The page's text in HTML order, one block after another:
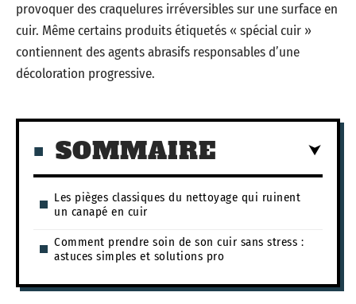
provoquer des craquelures irréversibles sur une surface en
cuir. Même certains produits étiquetés « spécial cuir »
contiennent des agents abrasifs responsables d’une
décoloration progressive.
SOMMAIRE
Les pièges classiques du nettoyage qui ruinent
un canapé en cuir
Comment prendre soin de son cuir sans stress :
astuces simples et solutions pro